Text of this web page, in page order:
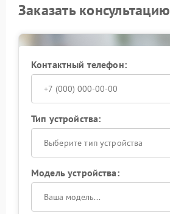
Заказать консультацию
Контактный телефон:
Тип устройства:
Выберите тип устройства
Модель устройства: